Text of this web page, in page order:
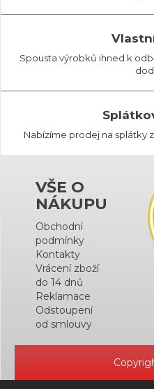
Spousta výrobků ihned k
Nabízíme prodej na splátky
VŠE O
NÁKUPU
Obchodní
podmínky
Kontakty
Vrácení zboží
do 14 dnů
Reklamace
Odstoupení
od smlouvy